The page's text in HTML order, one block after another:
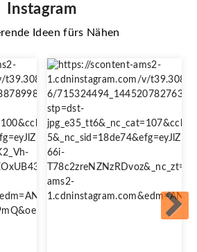
Instagram
Ideen fürs Nähen